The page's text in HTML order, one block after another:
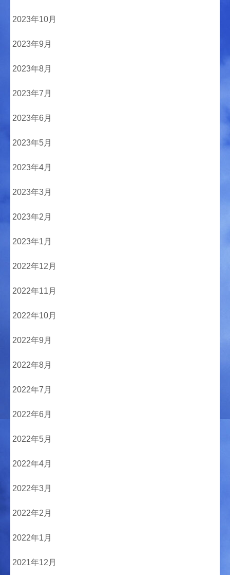
2023年10月
2023年9月
2023年8月
2023年7月
2023年6月
2023年5月
2023年4月
2023年3月
2023年2月
2023年1月
2022年12月
2022年11月
2022年10月
2022年9月
2022年8月
2022年7月
2022年6月
2022年5月
2022年4月
2022年3月
2022年2月
2022年1月
2021年12月